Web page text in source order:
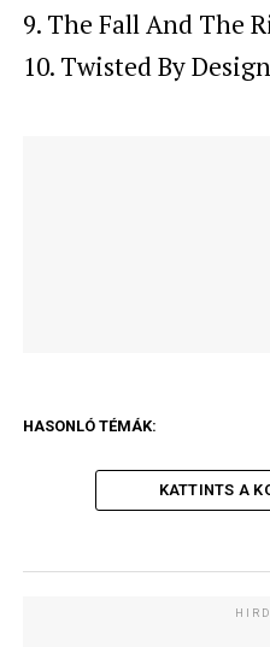
9. The Fall And The
10. Twisted By Design
HASONLÓ TÉMÁK:
KATTINTS A